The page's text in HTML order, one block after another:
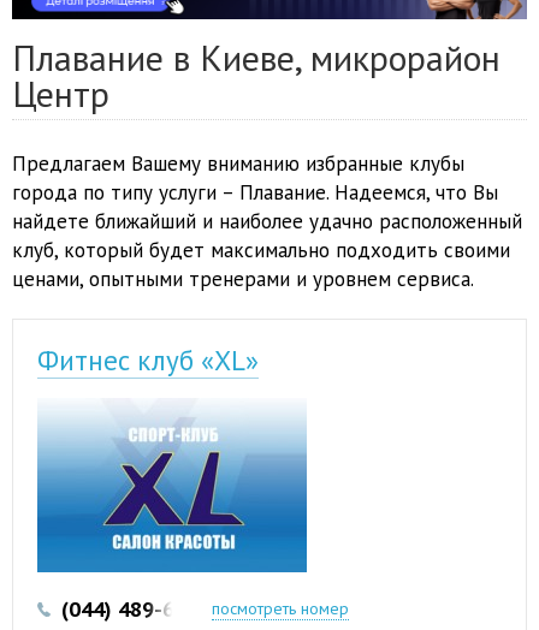
Плавание в Киеве, микрорайон
Центр
Предлагаем Вашему вниманию избранные клубы
города по типу услуги – Плавание. Надеемся, что Вы
найдете ближайший и наиболее удачно расположенный
клуб, который будет максимально подходить своими
ценами, опытными тренерами и уровнем сервиса.
Фитнес клуб «XL»
(044) 489-66-88 (044) 489-66-56
посмотреть номер